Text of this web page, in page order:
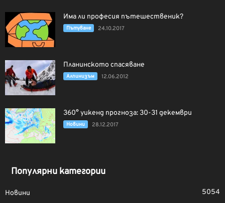
Има ли професия пътешественик?
Пътуване 24.10.2017
Планинското спасяване
Алпинизъм 12.06.2012
360° уикенд прогноза: 30-31 декември
Новини 28.12.2017
Популярни категории
Новини
5054